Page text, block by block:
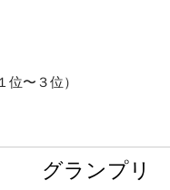
位〜３位）
グランプリ